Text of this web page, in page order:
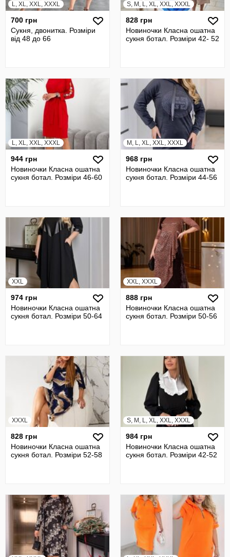
L, XL, XXL, XXXL
700 грн
Сукня, двонитка. Розміри
вiд 48 до 66
S, M, L, XL, XXL, XXXL
828 грн
Новиночки Класна ошатна
сукня ботал. Розміри 42- 52
L, XL, XXL, XXXL
944 грн
Новиночки Класна ошатна
сукня ботал. Розміри 46-60
M, L, XL, XXL, XXXL
968 грн
Новиночки Класна ошатна
сукня ботал. Розміри 44-56
XXL
974 грн
Новиночки Класна ошатна
сукня ботал. Розміри 50-64
XXL, XXXL
888 грн
Новиночки Класна ошатна
сукня ботал. Розміри 50-56
XXXL
828 грн
Новиночки Класна ошатна
сукня ботал. Розміри 52-58
S, M, L, XL, XXL, XXXL
984 грн
Новиночки Класна ошатна
сукня ботал. Розміри 42-52